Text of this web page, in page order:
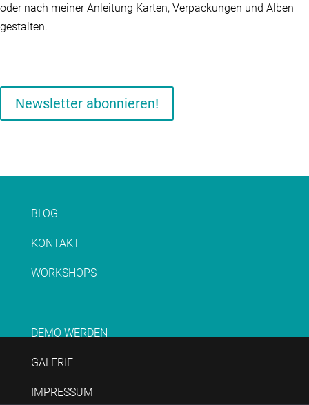
oder nach meiner Anleitung Karten, Verpackungen und Alben
gestalten.
Newsletter abonnieren!
BLOG
KONTAKT
WORKSHOPS
DEMO WERDEN
GALERIE
IMPRESSUM